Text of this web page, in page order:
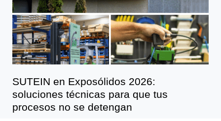
SUTEIN en Exposólidos 2026:
soluciones técnicas para que tus
procesos no se detengan